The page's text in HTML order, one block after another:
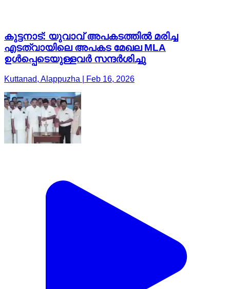
കുട്ടനാട്: യുവാവ് അപകടത്തിൽ മരിച്ച
എടത്വായിലെ അപകട മേഖല MLA
ഉൾപ്പെടെയുള്ളവർ സന്ദർശിച്ചു
Kuttanad, Alappuzha | Feb 16, 2026